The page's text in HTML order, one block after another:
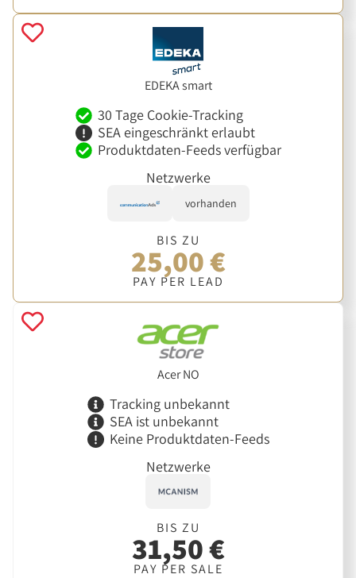
EDEKA smart
30 Tage Cookie-Tracking
SEA eingeschränkt erlaubt
Produktdaten-Feeds verfügbar
Netzwerke
vorhanden
BIS ZU
25,00 €
PAY PER LEAD
Acer NO
Tracking unbekannt
SEA ist unbekannt
Keine Produktdaten-Feeds
Netzwerke
BIS ZU
31,50 €
PAY PER SALE